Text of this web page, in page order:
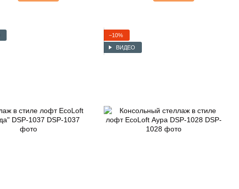
−10%
ВИДЕО